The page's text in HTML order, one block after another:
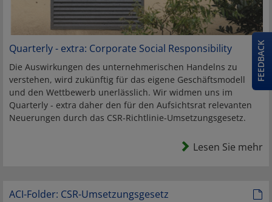
FEEDBACK
Quarterly - extra: Corporate Social Responsibility
Die Auswirkungen des unternehmerischen Handelns zu
verstehen, wird zukünftig für das eigene Geschäftsmodell
und den Wettbewerb unerlässlich. Wir widmen uns im
Quarterly - extra daher den für den Aufsichtsrat relevanten
Neuerungen durch das CSR-Richtlinie-Umsetzungsgesetz.
Lesen Sie mehr
ACI-Folder: CSR-Umsetzungsgesetz